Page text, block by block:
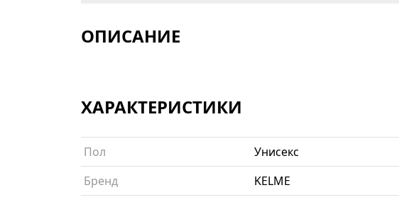
ОПИСАНИЕ
ХАРАКТЕРИСТИКИ
Пол
Унисекс
Бренд
KELME